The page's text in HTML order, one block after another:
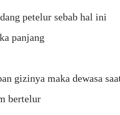
petelur sebab hal ini
panjang
gizinya maka dewasa
bertelur